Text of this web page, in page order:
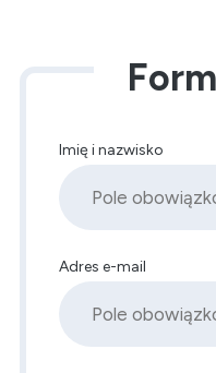
Imię i nazwisko
Adres e-mail